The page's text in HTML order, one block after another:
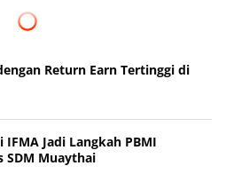
Return Earn Tertinggi di
Jadi Langkah PBMI
SDM Muaythai